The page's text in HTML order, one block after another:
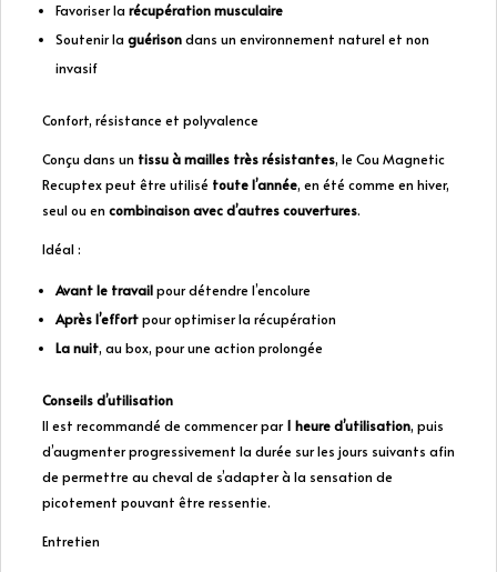
Favoriser la récupération musculaire
Soutenir la guérisondans un environnement naturel et non
invasif
Confort, résistance et polyvalence
Conçu dans un tissu à mailles très résistantes, le Cou Magnetic
Recuptex peut être utilisé toute l’année, en été comme en hiver,
seul ou en combinaison avec d’autres couvertures.
Idéal :
Avant le travailpour détendre l’encolure
Après l’effortpour optimiser la récupération
La nuit, au box, pour une action prolongée
Conseils d’utilisation
Il est recommandé de commencer par1 heure d’utilisation, puis
d’augmenter progressivement la durée sur les jours suivants afin
de permettre au cheval de s’adapter à la sensation de
picotement pouvant être ressentie.
Entretien